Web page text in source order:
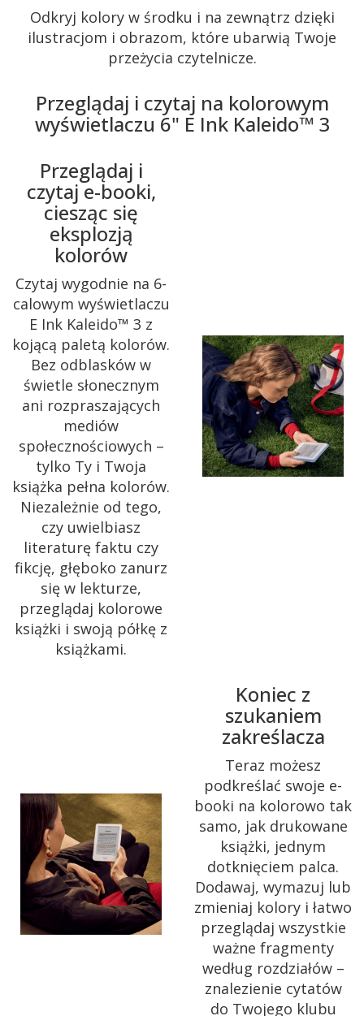
Odkryj kolory w środku i na zewnątrz dzięki
ilustracjom i obrazom, które ubarwią Twoje
przeżycia czytelnicze.
Przeglądaj i czytaj na kolorowym
wyświetlaczu 6" E Ink Kaleido™ 3
Przeglądaj i
czytaj e-booki,
ciesząc się
eksplozją
kolorów
Czytaj wygodnie na 6-
calowym wyświetlaczu
E Ink Kaleido™ 3 z
kojącą paletą kolorów.
Bez odblasków w
świetle słonecznym
ani rozpraszających
mediów
społecznościowych –
tylko Ty i Twoja
książka pełna kolorów.
Niezależnie od tego,
czy uwielbiasz
literaturę faktu czy
fikcję, głęboko zanurz
się w lekturze,
przeglądaj kolorowe
książki i swoją półkę z
książkami.
Koniec z
szukaniem
zakreślacza
Teraz możesz
podkreślać swoje e-
booki na kolorowo tak
samo, jak drukowane
książki, jednym
dotknięciem palca.
Dodawaj, wymazuj lub
zmieniaj kolory i łatwo
przeglądaj wszystkie
ważne fragmenty
według rozdziałów –
znalezienie cytatów
do Twojego klubu